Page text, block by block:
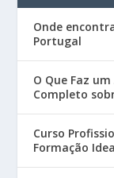
Onde
Portugal
O Que Faz
Completo
Curso
Formação